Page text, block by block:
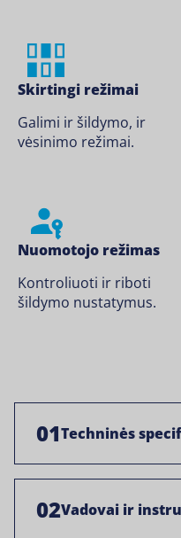
Skirtingi režimai
Galimi ir šildymo, ir
vėsinimo režimai.
Nuomotojo režimas
Kontroliuoti ir riboti
šildymo nustatymus.
01Techninės
02Vadovai ir